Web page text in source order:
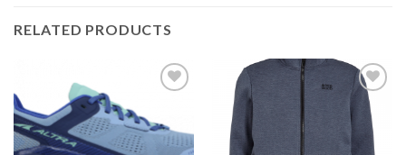
RELATED PRODUCTS
verlanglijst
Toevoegen
aan
verlanglijst